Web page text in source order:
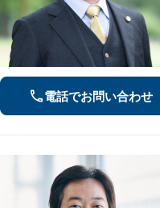
電話でお問い合わせ